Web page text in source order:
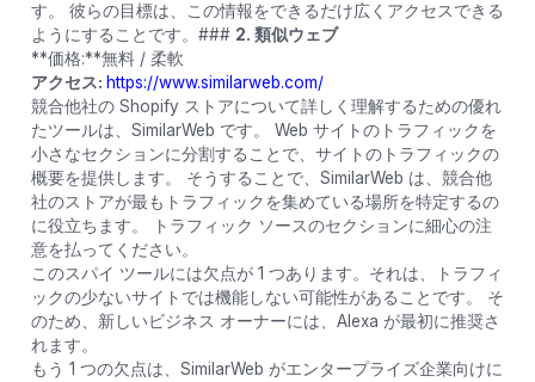
す。 彼らの目標は、この情報をできるだけ広くアクセスできる
ようにすることです。### 2. 類似ウェブ
**価格:**無料 / 柔軟
アクセス: https://www.similarweb.com/
競合他社の Shopify ストアについて詳しく理解するための優れ
たツールは、SimilarWeb です。 Web サイトのトラフィックを
小さなセクションに分割することで、サイトのトラフィックの
概要を提供します。 そうすることで、SimilarWeb は、競合他
社のストアが最もトラフィックを集めている場所を特定するの
に役立ちます。 トラフィック ソースのセクションに細心の注
意を払ってください。
このスパイ ツールには欠点が 1 つあります。それは、トラフィ
ックの少ないサイトでは機能しない可能性があることです。 そ
のため、新しいビジネス オーナーには、Alexa が最初に推奨さ
れます。
もう 1 つの欠点は、SimilarWeb がエンタープライズ企業向けに